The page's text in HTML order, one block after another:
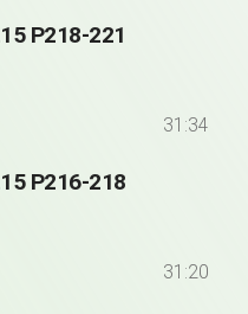
P218-221
31:34
P216-218
31:20